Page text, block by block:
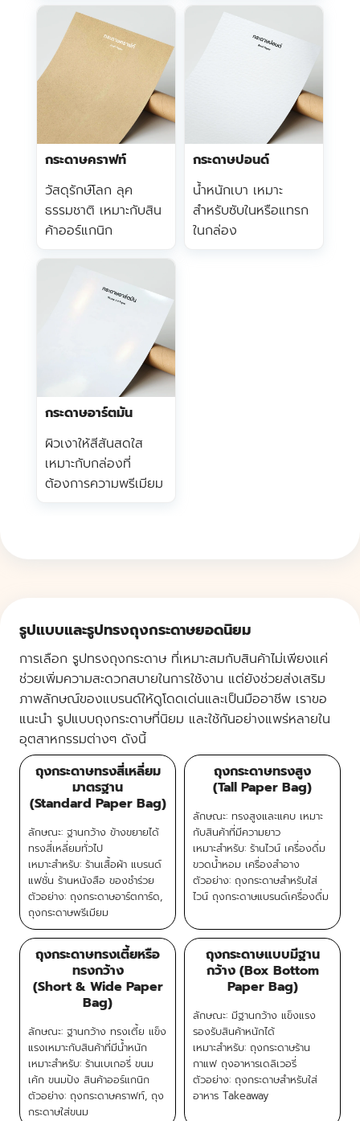
กระดาษคราฟท์
วัสดุรักษ์โลก ลุค
ธรรมชาติ เหมาะกับสิน
ค้าออร์แกนิก
กระดาษปอนด์
น้ำหนักเบา เหมาะ
สำหรับซับในหรือแทรก
ในกล่อง
กระดาษอาร์ตมัน
ผิวเงาให้สีสันสดใส
เหมาะกับกล่องที่
ต้องการความพรีเมียม
รูปแบบและรูปทรงถุงกระดาษยอดนิยม
การเลือก รูปทรงถุงกระดาษ ที่เหมาะสมกับสินค้าไม่เพียงแค่
ช่วยเพิ่มความสะดวกสบายในการใช้งาน แต่ยังช่วยส่งเสริม
ภาพลักษณ์ของแบรนด์ให้ดูโดดเด่นและเป็นมืออาชีพ เราขอ
แนะนำ รูปแบบถุงกระดาษที่นิยม และใช้กันอย่างแพร่หลายใน
อุตสาหกรรมต่างๆ ดังนี้
ถุงกระดาษทรงสี่เหลี่ยม
มาตรฐาน
(Standard Paper Bag)
ลักษณะ: ฐานกว้าง ข้างขยายได้
ทรงสี่เหลี่ยมทั่วไป
เหมาะสำหรับ: ร้านเสื้อผ้า แบรนด์
แฟชั่น ร้านหนังสือ ของชำร่วย
ตัวอย่าง: ถุงกระดาษอาร์ตการ์ด,
ถุงกระดาษพรีเมียม
ถุงกระดาษทรงสูง
(Tall Paper Bag)
ลักษณะ: ทรงสูงและแคบ เหมาะ
กับสินค้าที่มีความยาว
เหมาะสำหรับ: ร้านไวน์ เครื่องดื่ม
ขวดน้ำหอม เครื่องสำอาง
ตัวอย่าง: ถุงกระดาษสำหรับใส่
ไวน์ ถุงกระดาษแบรนด์เครื่องดื่ม
ถุงกระดาษทรงเตี้ยหรือ
ทรงกว้าง
(Short & Wide Paper
Bag)
ลักษณะ: ฐานกว้าง ทรงเตี้ย แข็ง
แรงเหมาะกับสินค้าที่มีน้ำหนัก
เหมาะสำหรับ: ร้านเบเกอรี่ ขนม
เค้ก ขนมปัง สินค้าออร์แกนิก
ตัวอย่าง: ถุงกระดาษคราฟท์, ถุง
กระดาษใส่ขนม
ถุงกระดาษแบบมีฐาน
กว้าง (Box Bottom
Paper Bag)
ลักษณะ: มีฐานกว้าง แข็งแรง
รองรับสินค้าหนักได้
เหมาะสำหรับ: ถุงกระดาษร้าน
กาแฟ ถุงอาหารเดลิเวอรี่
ตัวอย่าง: ถุงกระดาษสำหรับใส่
อาหาร Takeaway